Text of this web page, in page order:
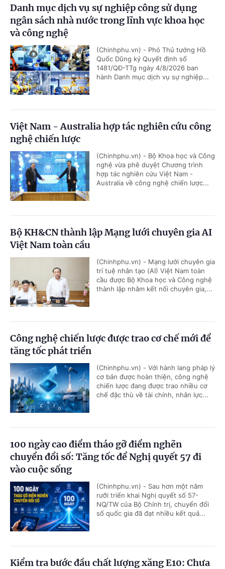
Danh mục dịch vụ sự nghiệp công sử dụng
ngân sách nhà nước trong lĩnh vực khoa học
và công nghệ
(Chinhphu.vn) - Phó Thủ tướng Hồ
Quốc Dũng ký Quyết định số
1481/QĐ-TTg ngày 4/8/2026 ban
hành Danh mục dịch vụ sự nghiệp...
Việt Nam - Australia hợp tác nghiên cứu công
nghệ chiến lược
(Chinhphu.vn) - Bộ Khoa học và Công
nghệ vừa phê duyệt Chương trình
hợp tác nghiên cứu Việt Nam -
Australia về công nghệ chiến lược...
Bộ KH&CN thành lập Mạng lưới chuyên gia AI
Việt Nam toàn cầu
(Chinhphu.vn) - Mạng lưới chuyên gia
trí tuệ nhân tạo (AI) Việt Nam toàn
cầu được Bộ Khoa học và Công nghệ
thành lập nhằm kết nối chuyên gia,...
Công nghệ chiến lược được trao cơ chế mới để
tăng tốc phát triển
(Chinhphu.vn) - Với hành lang pháp lý
cơ bản được hoàn thiện, công nghệ
chiến lược đang được trao nhiều cơ
chế đặc thù về tài chính, nhân lực...
100 ngày cao điểm tháo gỡ điểm nghẽn
chuyển đổi số: Tăng tốc để Nghị quyết 57 đi
vào cuộc sống
(Chinhphu.vn) - Sau hơn một năm
rưỡi triển khai Nghị quyết số 57-
NQ/TW của Bộ Chính trị, chuyển đổi
số quốc gia đã đạt nhiều kết quả...
Kiểm tra bước đầu chất lượng xăng E10: Chưa